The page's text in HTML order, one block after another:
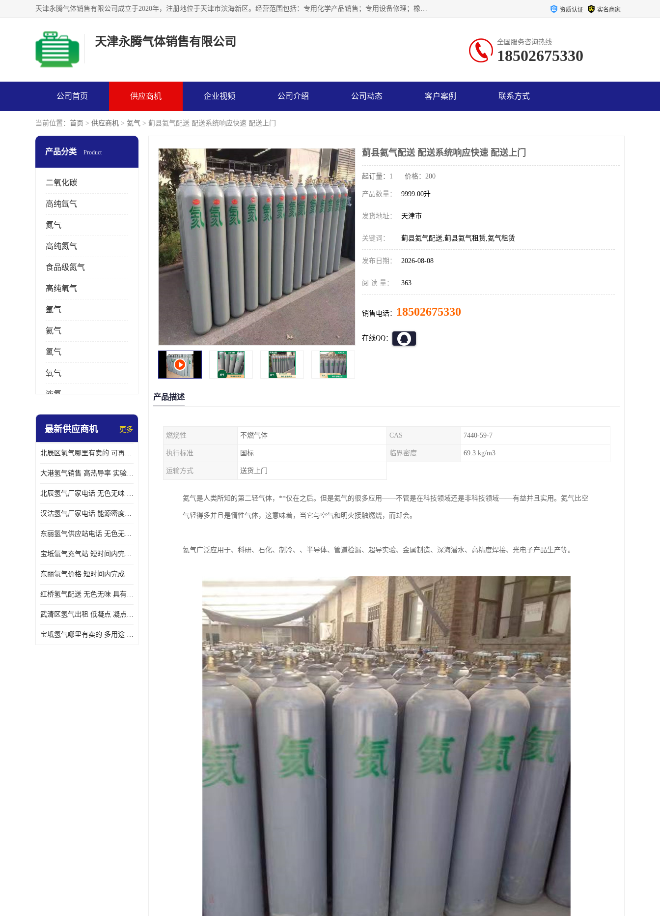
天津永腾气体销售有限公司成立于2020年，注册地位于天津市滨海新区。经营范围包括：专用化学产品销售；专用设备修理；橡胶制品销售；气体压缩机械销售；特种设备销售；仪器仪表销售；机械设备租赁；五金产品批发；食品添加剂销售等，主要供应：氧气、乙炔、氮气、氩气、氢气、氦气、液氨、液氮、一氧化碳、二氧化碳等，各种工业气体，高纯气体，食品级气体。 资质认证 实名商家
天津永腾气体销售有限公司 全国服务咨询热线:
18502675330
公司首页 供应商机 企业视频 公司介绍 公司动态 客户案例 联系方式
当前位置： 首页 > 供应商机 > 氦气 > 蓟县氦气配送 配送系统响应快速 配送上门
产品分类 Product
二氧化碳
高纯氩气
氮气
高纯氮气
食品级氮气
高纯氧气
氩气
氦气
氢气
氧气
液氮
乙炔
最新供应商机 更多
北辰区氢气哪里有卖的 可再生 实验室应用
大港氢气销售 高热导率 实验室应用
北辰氢气厂家电话 无色无味 凝点为-259
汉沽氢气厂家电话 能源密度高 储存和传输便利
东丽氢气供应站电话 无色无味 储存和传输便利
宝坻氩气充气站 短时间内完成 人员经过培训
东丽氩气价格 短时间内完成 物流管理优良
红桥氢气配送 无色无味 具有较低的密度
武清区氢气出租 低凝点 凝点为-259
宝坻氢气哪里有卖的 多用途 可以在空气中上升
蓟县氦气配送 配送系统响应快速 配送上门
起订量：1 价格：200
产品数量： 9999.00升
发货地址： 天津市
关键词： 蓟县氦气配送,蓟县氦气租赁,氦气租赁
发布日期： 2026-08-08
阅 读 量： 363
销售电话： 18502675330
在线QQ：
产品描述
燃烧性 不燃气体 CAS 7440-59-7
执行标准 国标 临界密度 69.3 kg/m3
运输方式 送货上门
氦气是人类所知的第二轻气体，**仅在之后。但是氦气的很多应用——不管是在科技领域还是非科技领域——有益并且实用。氦气比空
气轻得多并且是惰性气体，这意味着，当它与空气和明火接触燃烧，而却会。
氦气广泛应用于、科研、石化、制冷、、半导体、管道检漏、超导实验、金属制造、深海潜水、高精度焊接、光电子产品生产等。